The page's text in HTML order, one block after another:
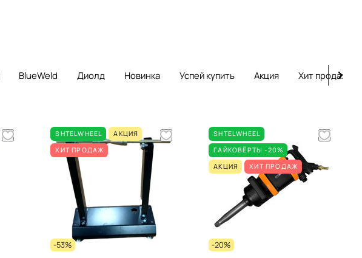
BlueWeld Диолд Новинка Успей купить Акция Хит продаж
SHTELWHEEL
АКЦИЯ
ХИТ ПРОДАЖ
-53%
SHTELWHEEL
ГАЙКОВЁРТЫ -20%
АКЦИЯ
ХИТ ПРОДАЖ
-20%